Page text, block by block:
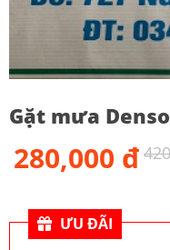
Gặt mưa
280,000 đ
ƯU ĐÃI